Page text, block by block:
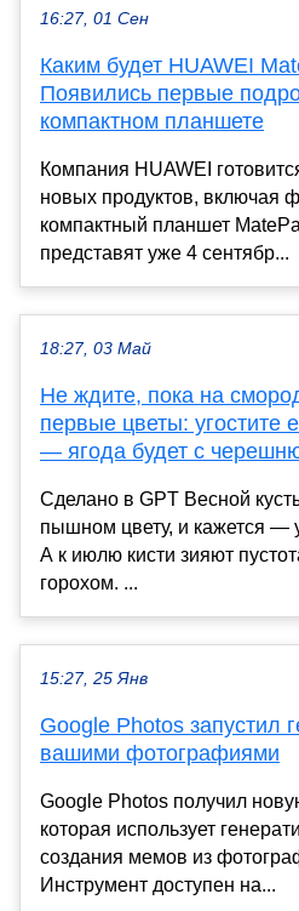
16:27, 01 Сен
Каким будет HUAWEI
Появились первые
компактном планшете
Компания HUAWEI
новых продуктов, включая
компактный планшет
представят уже 4 сентябр...
18:27, 03 Май
Не ждите, пока на
первые цветы: угостите
— ягода будет с
Сделано в GPT Весной
пышном цвету, и кажется —
А к июлю кисти зияют
горохом. ...
15:27, 25 Янв
Google Photos запустил
вашими фотографиями
Google Photos получил
которая использует
создания мемов из
Инструмент доступен на...